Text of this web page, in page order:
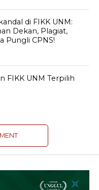
di FIKK UNM:
Dekan, Plagiat,
Pungli CPNS!
FIKK UNM Terpilih